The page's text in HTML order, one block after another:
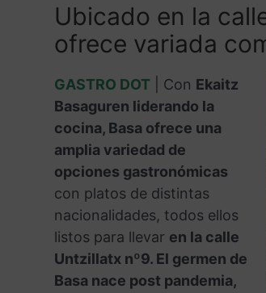
c
e
b
o
k
n
e
s
t
a
s
A
p
p
l
g
a
m
i
t
a
l
a
Ubicado en la
ofrece variada
GASTRO DOT| Con Ekaitz
Basaguren liderando la
cocina, Basa ofrece una
amplia variedad de
opciones gastronómicas
con platos de distintas
nacionalidades, todos ellos
listos para llevar en la calle
Untzillatx nº9. El germen de
Basa nace post pandemia,